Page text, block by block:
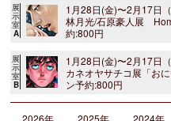
展
示
室
A
1月28日(金)〜2月17日（
林月光/石原豪人展
約:800円
展
示
室
B
1月28日(金)〜2月17日（
カネオヤサチコ展「お
ン予約:800円
2026年 2025年 2024年